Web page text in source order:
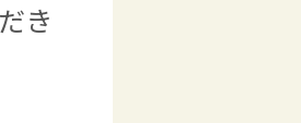
き